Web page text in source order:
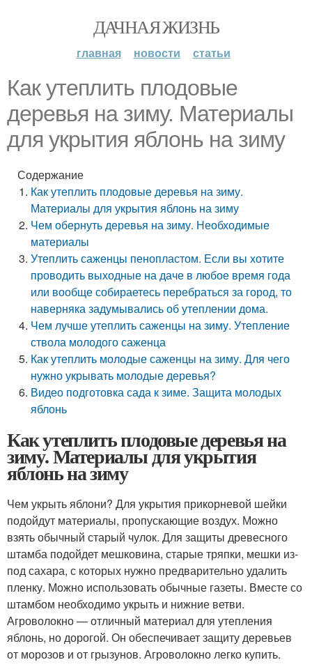
ДАЧНАЯ ЖИЗНЬ
главная новости статьи
Как утеплить плодовые
деревья на зиму. Материалы
для укрытия яблонь на зиму
Содержание
Как утеплить плодовые деревья на зиму.
Материалы для укрытия яблонь на зиму
Чем обернуть деревья на зиму. Необходимые
материалы
Утеплить саженцы пенопластом. Если вы хотите
проводить выходные на даче в любое время года
или вообще собираетесь перебраться за город, то
наверняка задумывались об утеплении дома.
Чем лучше утеплить саженцы на зиму. Утепление
ствола молодого саженца
Как утеплить молодые саженцы на зиму. Для чего
нужно укрывать молодые деревья?
Видео подготовка сада к зиме. Защита молодых
яблонь
Как утеплить плодовые деревья на
зиму. Материалы для укрытия
яблонь на зиму
Чем укрыть яблони? Для укрытия прикорневой шейки
подойдут материалы, пропускающие воздух. Можно
взять обычный старый чулок. Для защиты древесного
штамба подойдет мешковина, старые тряпки, мешки из-
под сахара, с которых нужно предварительно удалить
пленку. Можно использовать обычные газеты. Вместе со
штамбом необходимо укрыть и нижние ветви.
Агроволокно — отличный материал для утепления
яблонь, но дорогой. Он обеспечивает защиту деревьев
от морозов и от грызунов. Агроволокно легко купить.